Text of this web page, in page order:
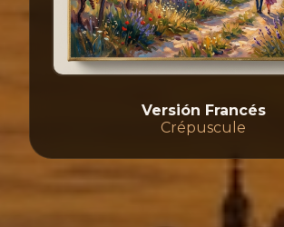
Versión Francés
Crépuscule